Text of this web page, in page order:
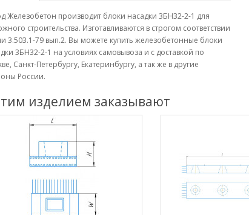
Железобетон производит блоки насадки 3БН32-2-1 для
строительства. Изготавливаются в строгом соответствии
3.503.1-79 вып.2. Вы можете купить железобетонные блоки
3БН32-2-1 на условиях самовывоза и с доставкой по
Санкт-Петербургу, Екатеринбургу, а так же в другие
России.
изделием заказывают